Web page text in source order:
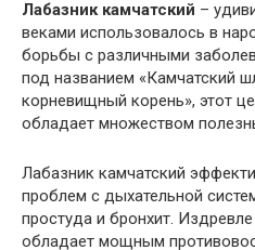
Лабазник камчатский –
веками использовалось в
борьбы с различными
под названием «Камчатский
корневищный корень», этот
обладает множеством
Лабазник камчатский
проблем с дыхательной
простуда и бронхит.
обладает мощным